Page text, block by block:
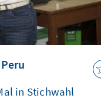
in Stichwahl